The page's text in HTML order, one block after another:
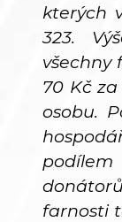
kterých
323.
všechny
70 Kč
osobu.
farnosti